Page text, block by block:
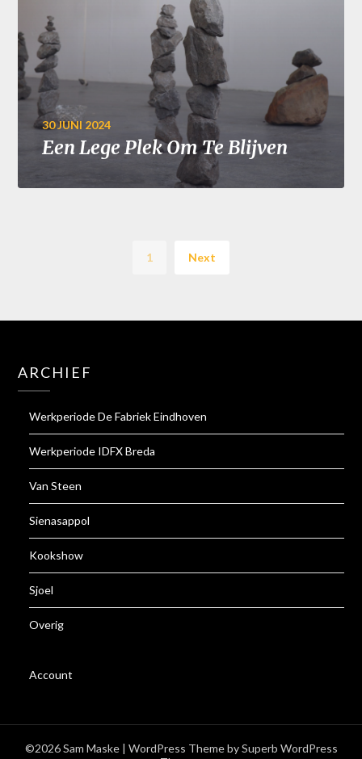
30 JUNI 2024
Een Lege Plek Om Te Blijven
1 Next
ARCHIEF
Werkperiode De Fabriek Eindhoven
Werkperiode IDFX Breda
Van Steen
Sienasappol
Kookshow
Sjoel
Overig
Account
©2026 Sam Maske | WordPress Theme bySuperb WordPress